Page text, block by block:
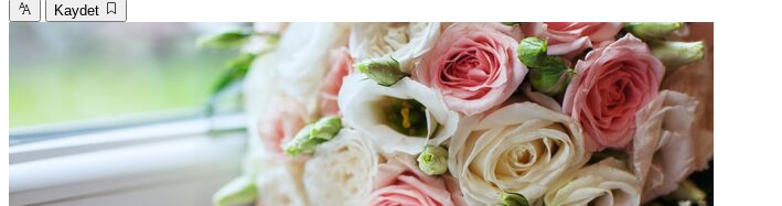
Kaydet